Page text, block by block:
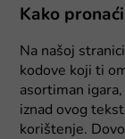
Kako
Na našoj
kodove koji ti
asortiman
iznad ovog
korištenje.